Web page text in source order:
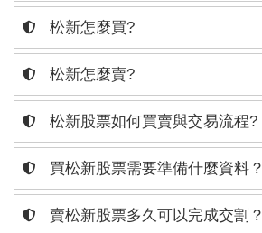
松新怎麼買?
松新怎麼賣?
松新股票如何買賣與交易流程?
買松新股票需要準備什麼資料？
賣松新股票多久可以完成交割？